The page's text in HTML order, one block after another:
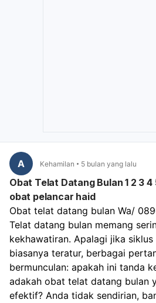
A Kehamilan 5 bulan yang lalu
Obat Telat Datang Bulan 1 2 3
obat pelancar haid
Obat telat datang bulan Wa/
Telat datang bulan memang
kekhawatiran. Apalagi jika siklus
biasanya teratur, berbagai
bermunculan: apakah ini tanda
adakah obat telat datang bulan
efektif? Anda tidak sendirian,